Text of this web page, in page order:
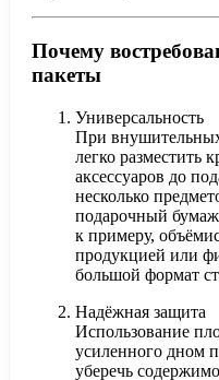
Почему
пакеты
Универсальность
При внушительных
легко разместить
аксессуаров до
несколько
подарочный
к примеру,
продукцией или
большой формат
Надёжная защита
Использование
усиленного дном
уберечь